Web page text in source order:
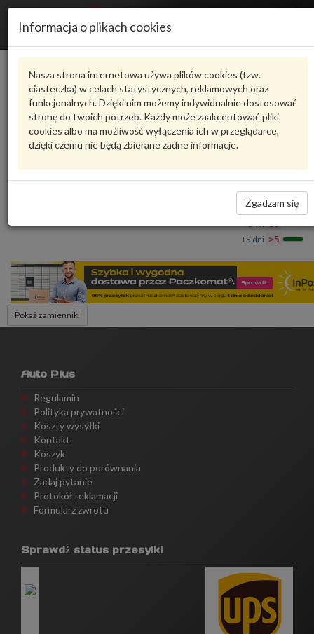
Informacja o plikach cookies
Nasza strona internetowa używa plików cookies (tzw.
ciasteczka) w celach statystycznych, reklamowych oraz
funkcjonalnych. Dzięki nim możemy indywidualnie dostosować
stronę do twoich potrzeb. Każdy może zaakceptować pliki
cookies albo ma możliwość wyłączenia ich w przeglądarce,
dzięki czemu nie będą zbierane żadne informacje.
Zgadzam się
Karta produktu
9A719840510VAG
VAG - produkt oryginalny VW AUDI SEAT SKODA
Wkład filtra oleju 9A719840510 VAG
382,37 zł
Dostępność
Wrocław 0
+24 h 13
+5 dni >5
Pokaż zamienniki
Auto Plus
Regulamin
Polityka prywatności
Koszty wysyłki
Kontakt
Koszyk
Produkty do porównania
Zadaj pytanie
Protokół reklamacji
Formularz zwrotu
Sprawdź status przesyłki